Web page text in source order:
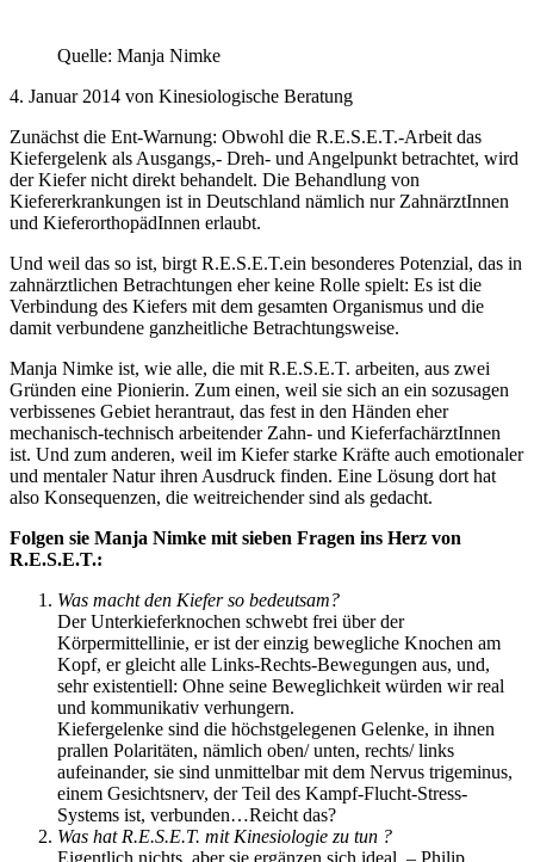
Quelle: Manja Nimke
4. Januar 2014 von Kinesiologische Beratung
Zunächst die Ent-Warnung: Obwohl die R.E.S.E.T.-Arbeit das
Kiefergelenk als Ausgangs,- Dreh- und Angelpunkt betrachtet, wird
der Kiefer nicht direkt behandelt. Die Behandlung von
Kiefererkrankungen ist in Deutschland nämlich nur ZahnärztInnen
und KieferorthopädInnen erlaubt.
Und weil das so ist, birgt R.E.S.E.T.ein besonderes Potenzial, das in
zahnärztlichen Betrachtungen eher keine Rolle spielt: Es ist die
Verbindung des Kiefers mit dem gesamten Organismus und die
damit verbundene ganzheitliche Betrachtungsweise.
Manja Nimke ist, wie alle, die mit R.E.S.E.T. arbeiten, aus zwei
Gründen eine Pionierin. Zum einen, weil sie sich an ein sozusagen
verbissenes Gebiet herantraut, das fest in den Händen eher
mechanisch-technisch arbeitender Zahn- und KieferfachärztInnen
ist. Und zum anderen, weil im Kiefer starke Kräfte auch emotionaler
und mentaler Natur ihren Ausdruck finden. Eine Lösung dort hat
also Konsequenzen, die weitreichender sind als gedacht.
Folgen sie Manja Nimke mit sieben Fragen ins Herz von
R.E.S.E.T.:
Was macht den Kiefer so bedeutsam?
Der Unterkieferknochen schwebt frei über der
Körpermittellinie, er ist der einzig bewegliche Knochen am
Kopf, er gleicht alle Links-Rechts-Bewegungen aus, und,
sehr existentiell: Ohne seine Beweglichkeit würden wir real
und kommunikativ verhungern.
Kiefergelenke sind die höchstgelegenen Gelenke, in ihnen
prallen Polaritäten, nämlich oben/ unten, rechts/ links
aufeinander, sie sind unmittelbar mit dem Nervus trigeminus,
einem Gesichtsnerv, der Teil des Kampf-Flucht-Stress-
Systems ist, verbunden…Reicht das?
Was hat R.E.S.E.T. mit Kinesiologie zu tun ?
Eigentlich nichts, aber sie ergänzen sich ideal – Philip